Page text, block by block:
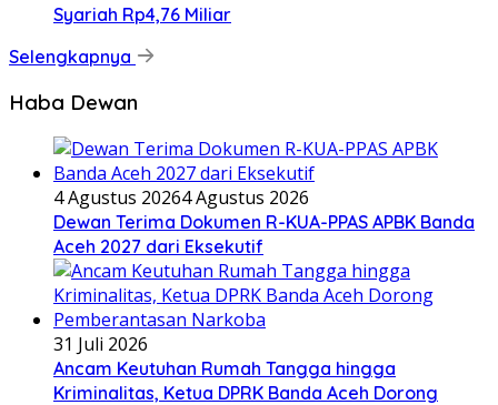
Syariah Rp4,76 Miliar
Selengkapnya
Haba Dewan
4 Agustus 20264 Agustus 2026
Dewan Terima Dokumen R-KUA-PPAS APBK Banda
Aceh 2027 dari Eksekutif
31 Juli 2026
Ancam Keutuhan Rumah Tangga hingga
Kriminalitas, Ketua DPRK Banda Aceh Dorong